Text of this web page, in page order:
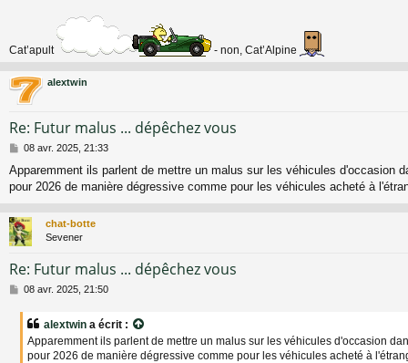
Cat’apult - non, Cat’Alpine
alextwin
Re: Futur malus ... dépêchez vous
M
s
s
g
e
08 avr. 2025, 21:33
Apparemment ils parlent de mettre un malus sur les véhicules d'occasion
pour 2026 de manière dégressive comme pour les véhicules acheté à
chat-botte
Sevener
Re: Futur malus ... dépêchez vous
M
08 avr. 2025, 21:50
alextwin a écrit :
Apparemment ils parlent de mettre un malus sur les véhicules d'occasion
pour 2026 de manière dégressive comme pour les véhicules acheté à